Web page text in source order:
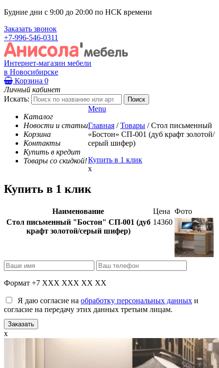
Будние дни с 9:00 до 20:00 по НСК времени
Заказать звонок
+7-996-546-0311
Интернет-магазин мебели
в Новосибирске
Корзина 0
Личный кабинет
Искать:
Каталог
Новости и статьи
Корзина
Контакты
Купить в кредит
Товары со скидкой!
Menu
Главная / Товары / Стол письменный
«Бостон» СП-001 (дуб крафт золотой/
серый шифер)
Купить в 1 клик
x
Купить в 1 клик
Наименование Цена Фото
Стол письменный "Бостон" СП-001 (дуб
крафт золотой/серый шифер)
14360
Формат +7 XXX XXX XX XX
Я даю согласие на обработку персональных данных и
согласие на передачу этих данных третьим лицам.
x